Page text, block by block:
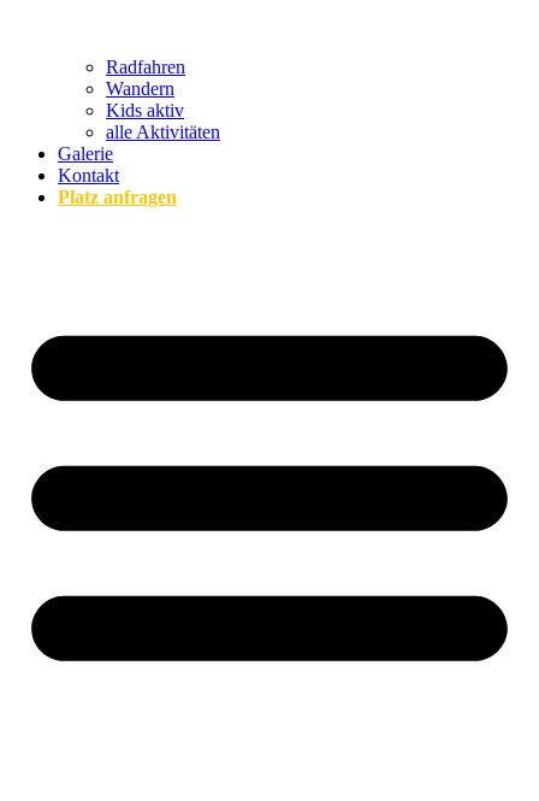
Radfahren
Wandern
Kids aktiv
alle Aktivitäten
Galerie
Kontakt
Platz anfragen